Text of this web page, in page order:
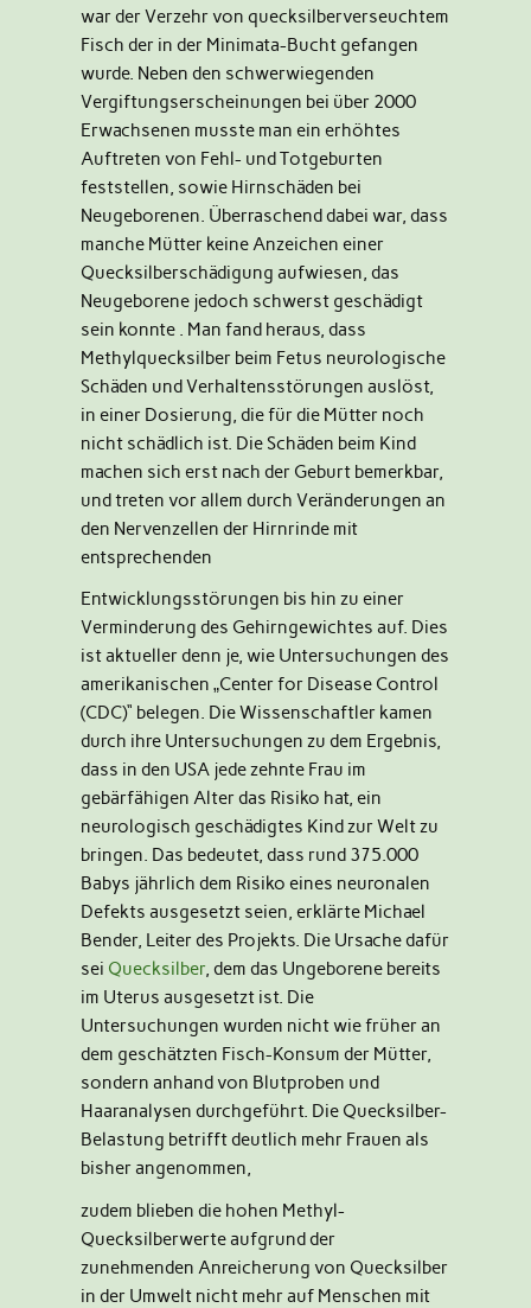
war der Verzehr von quecksilberverseuchtem
Fisch der in der Minimata-Bucht gefangen
wurde. Neben den schwerwiegenden
Vergiftungserscheinungen bei über 2000
Erwachsenen musste man ein erhöhtes
Auftreten von Fehl- und Totgeburten
feststellen, sowie Hirnschäden bei
Neugeborenen. Überraschend dabei war, dass
manche Mütter keine Anzeichen einer
Quecksilberschädigung aufwiesen, das
Neugeborene jedoch schwerst geschädigt
sein konnte . Man fand heraus, dass
Methylquecksilber beim Fetus neurologische
Schäden und Verhaltensstörungen auslöst,
in einer Dosierung, die für die Mütter noch
nicht schädlich ist. Die Schäden beim Kind
machen sich erst nach der Geburt bemerkbar,
und treten vor allem durch Veränderungen an
den Nervenzellen der Hirnrinde mit
entsprechenden
Entwicklungsstörungen bis hin zu einer
Verminderung des Gehirngewichtes auf. Dies
ist aktueller denn je, wie Untersuchungen des
amerikanischen „Center for Disease Control
(CDC)“ belegen. Die Wissenschaftler kamen
durch ihre Untersuchungen zu dem Ergebnis,
dass in den USA jede zehnte Frau im
gebärfähigen Alter das Risiko hat, ein
neurologisch geschädigtes Kind zur Welt zu
bringen. Das bedeutet, dass rund 375.000
Babys jährlich dem Risiko eines neuronalen
Defekts ausgesetzt seien, erklärte Michael
Bender, Leiter des Projekts. Die Ursache dafür
sei Quecksilber, dem das Ungeborene bereits
im Uterus ausgesetzt ist. Die
Untersuchungen wurden nicht wie früher an
dem geschätzten Fisch-Konsum der Mütter,
sondern anhand von Blutproben und
Haaranalysen durchgeführt. Die Quecksilber-
Belastung betrifft deutlich mehr Frauen als
bisher angenommen,
zudem blieben die hohen Methyl-
Quecksilberwerte aufgrund der
zunehmenden Anreicherung von Quecksilber
in der Umwelt nicht mehr auf Menschen mit